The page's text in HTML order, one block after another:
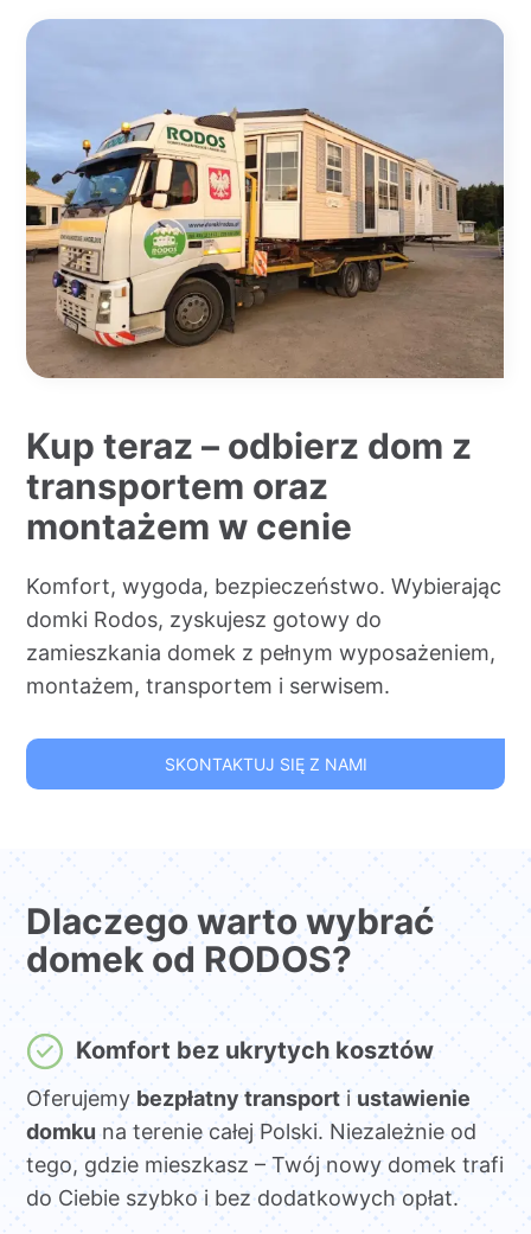
Kup teraz – odbierz dom z
transportem oraz
montażem w cenie
Komfort, wygoda, bezpieczeństwo. Wybierając
domki Rodos, zyskujesz gotowy do
zamieszkania domek z pełnym wyposażeniem,
montażem, transportem i serwisem.
SKONTAKTUJ SIĘ Z NAMI
Dlaczego warto wybrać
domek od RODOS?
Komfort bez ukrytych kosztów
Oferujemybezpłatny transporti ustawienie
domkuna terenie całej Polski. Niezależnie od
tego, gdzie mieszkasz – Twój nowy domek trafi
do Ciebie szybko i bez dodatkowych opłat.